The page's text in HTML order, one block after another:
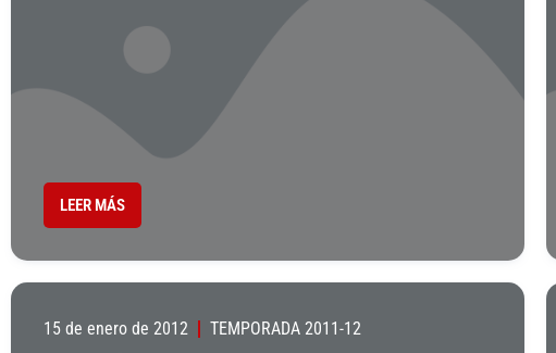
LEER MÁS
15 de enero de 2012 TEMPORADA 2011-12